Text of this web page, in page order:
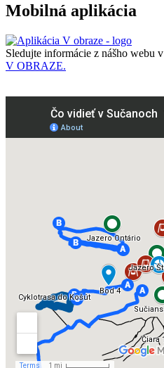
Mobilná aplikácia
Sledujte informácie z nášho webu v
V OBRAZE.